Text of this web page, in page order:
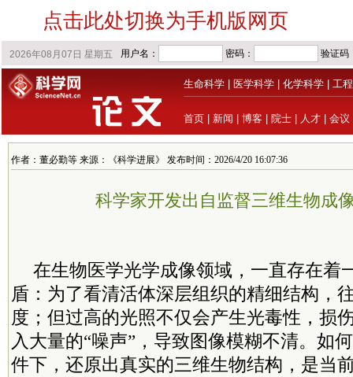
点击此处切换为手机版网页
生命科学 医学科学 化学科学 工
首页 新闻 博客 院士 人才 会议
作者：董必勤等 来源：《科学进展》 发布时间：2026/4/20 16:07:36
科学家开发出自监督三维生物成
在生物医学光学成像领域，一直存在着
盾：为了看清活体深层组织的精细结构，
度；但过高的光照不仅会产生光毒性，损
入大量的“噪声”，导致图像模糊不清。如
件下，还原出真实的三维生物结构，是当